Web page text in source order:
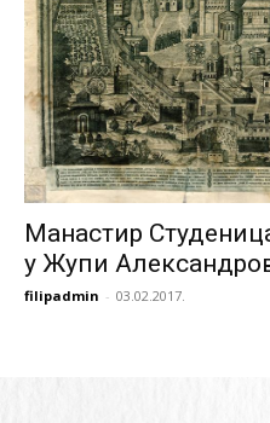
Манастир
у Жупи
filipadmin - 03.02.2017.